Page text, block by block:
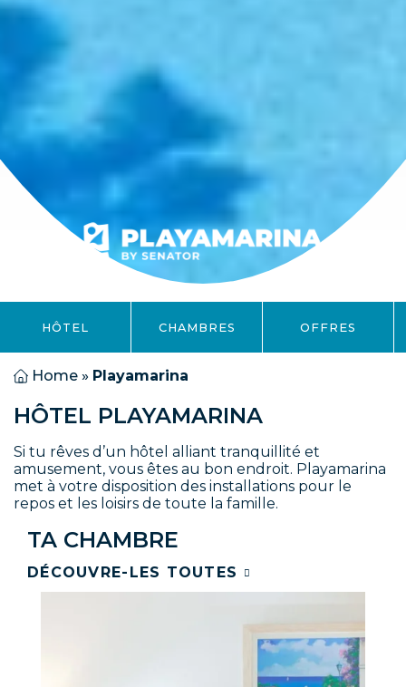
HÔTEL CHAMBRES OFFRES
Home » Playamarina
HÔTEL PLAYAMARINA
Si tu rêves d’un hôtel alliant tranquillité et
amusement, vous êtes au bon endroit. Playamarina
met à votre disposition des installations pour le
repos et les loisirs de toute la famille.
TA CHAMBRE
DÉCOUVRE-LES TOUTES